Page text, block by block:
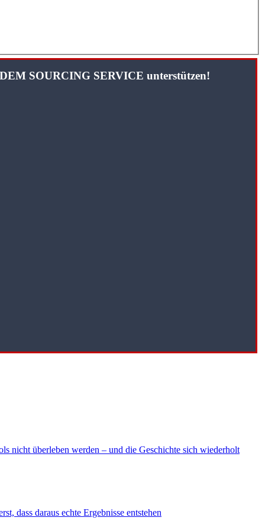
SOURCING SERVICE unterstützen!
nicht überleben werden – und die Geschichte sich wiederholt
dass daraus echte Ergebnisse entstehen